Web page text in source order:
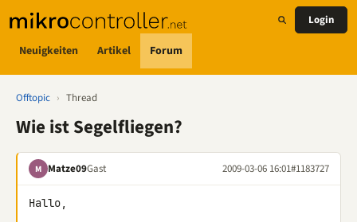
Neuigkeiten Artikel Forum
Login
Offtopic › Thread
Wie ist Segelfliegen?
M Matze09Gast 2009-03-06 16:01#1183727
Hallo,